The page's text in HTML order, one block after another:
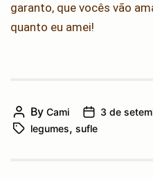
garanto, que vocês vão
quanto eu amei!
Post
author
By Cami
Post
date
3 de
Tagslegumes, sufle